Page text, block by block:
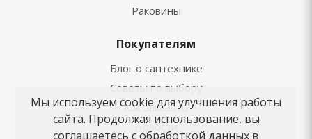
Раковины
Покупателям
Блог о сантехнике
Советы по выбору
Как заказать
Новости
Мы используем cookie для улучшения работы
сайта. Продолжая использование, вы
соглашаетесь с обработкой данных в